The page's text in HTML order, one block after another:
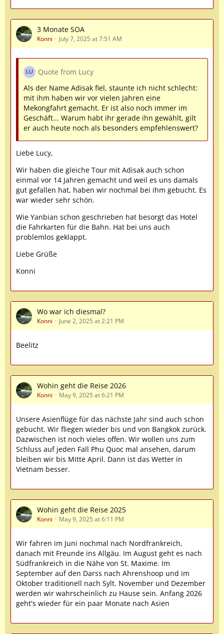
3 Monate SOA
Konni July 7, 2025 at 7:51 AM
Quote from Lucy
Als der Name Adisak fiel, staunte ich nicht schlecht:
mit ihm haben wir vor vielen Jahren eine
Mekongfahrt gemacht. Er ist also noch immer im
Geschäft... Warum habt ihr gerade ihn gewählt, gilt
er auch heute noch als besonders empfehlenswert?
Liebe Lucy,
Wir haben die gleiche Tour mit Adisak auch schon
einmal vor 14 Jahren gemacht und weil es uns damals
gut gefallen hat, haben wir nochmal bei ihm gebucht. Es
war wieder sehr schön.
Wie Yanbian schon geschrieben hat besorgt das Hotel
die Fahrkarten für die Bahn. Hat bei uns auch
problemlos geklappt.
Liebe Grüße
Konni
Wo war ich diesmal?
Konni June 2, 2025 at 2:21 PM
Beelitz
Wohin geht die Reise 2026
Konni May 9, 2025 at 6:21 PM
Unsere Asienflüge für das nächste Jahr sind auch schon
gebucht. Wir fliegen wieder bis und von Bangkok zurück.
Dazwischen ist noch vieles offen. Wir wollen uns zum
Schluss auf jeden Fall Phu Quoc mal ansehen, darum
bleiben wir bis Mitte April. Dann ist das Wetter in
Vietnam besser.
Wohin geht die Reise 2025
Konni May 9, 2025 at 6:11 PM
Wir fahren im Juni nochmal nach Nordfrankreich,
danach mit Freunde ins Allgäu. Im August geht es nach
Südfrankreich in die Nähe von St. Maxime. Im
September auf den Darss nach Ahrenshoop und im
Oktober traditionell nach Sylt. November und Dezember
werden wir wahrscheinlich zu Hause sein. Anfang 2026
geht's wieder für ein paar Monate nach Asien